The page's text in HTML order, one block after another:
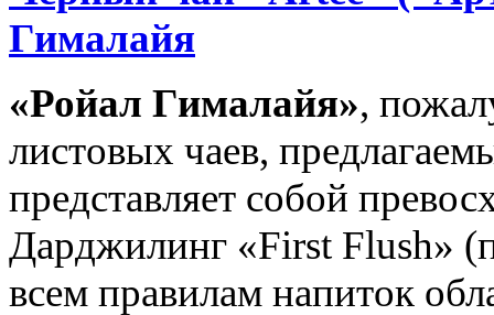
Гималайя
«Ройал Гималайя»,
листовых чаев,
представляет собой
Дарджилинг «First Flush»
всем правилам напиток